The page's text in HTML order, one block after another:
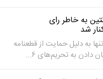
به خاطر رای
شد
به دلیل حمایت از قطعنامه
دادن به تحریم‌های ۶...